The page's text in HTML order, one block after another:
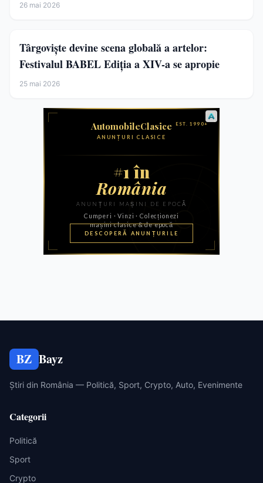
26 mai 2026
Târgoviște devine scena globală a artelor:
Festivalul BABEL Ediția a XIV-a se apropie
25 mai 2026
BZ Bayz
Știri din România — Politică, Sport, Crypto, Auto, Evenimente
Categorii
Politică
Sport
Crypto